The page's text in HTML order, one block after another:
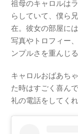
祖母のキャロルは
らしていて、僕ら
在。彼女の部屋に
写真やトロフィー
ンプルさを重んじ
キャロルおばあち
た時はすごく喜ん
礼の電話をしてくれ